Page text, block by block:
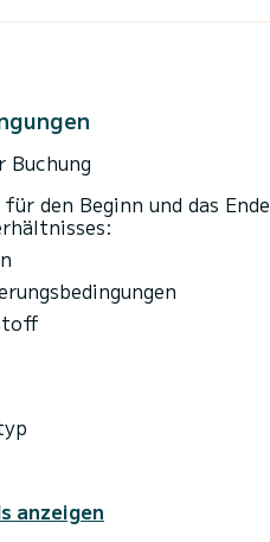
Buchung
den Beginn und das
anzeigen